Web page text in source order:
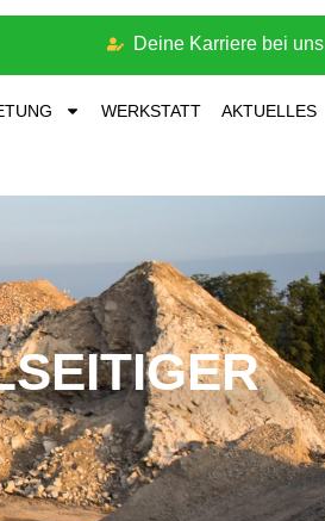
Deine Karriere bei uns
WERKSTATT AKTUELLES